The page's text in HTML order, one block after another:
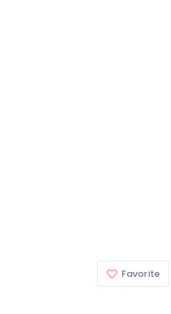
Favorite